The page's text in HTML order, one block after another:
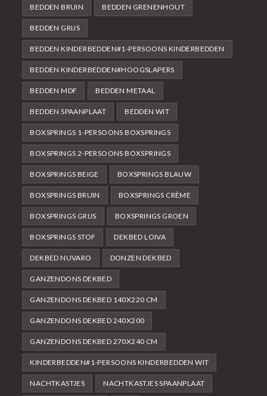
BEDDEN BRUIN BEDDEN GRENENHOUT
BEDDEN GRIJS
BEDDEN KINDERBEDDEN#1-PERSOONS KINDERBEDDEN
BEDDEN KINDERBEDDEN#HOOGSLAPERS
BEDDEN MDF BEDDEN METAAL
BEDDEN SPAANPLAAT BEDDEN WIT
BOXSPRINGS 1-PERSOONS BOXSPRINGS
BOXSPRINGS 2-PERSOONS BOXSPRINGS
BOXSPRINGS BEIGE BOXSPRINGS BLAUW
BOXSPRINGS BRUIN BOXSPRINGS CRÈME
BOXSPRINGS GRIJS BOXSPRINGS GROEN
BOXSPRINGS STOF DEKBED LOIVA
DEKBED NUVARO DONZEN DEKBED
GANZENDONS DEKBED
GANZENDONS DEKBED 140X220 CM
GANZENDONS DEKBED 240X200
GANZENDONS DEKBED 270X240 CM
KINDERBEDDEN#1-PERSOONS KINDERBEDDEN WIT
NACHTKASTJES NACHTKASTJES SPAANPLAAT